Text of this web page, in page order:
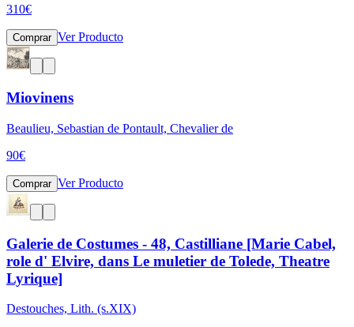
310€
Comprar Ver Producto
Miovinens
Beaulieu, Sebastian de Pontault, Chevalier de
90€
Comprar Ver Producto
Galerie de Costumes - 48, Castilliane [Marie Cabel,
role d' Elvire, dans Le muletier de Tolede, Theatre
Lyrique]
Destouches, Lith. (s.XIX)